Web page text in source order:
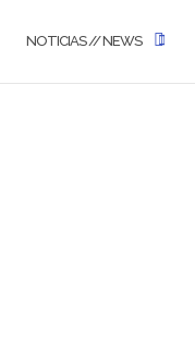
NOTICIAS // NEWS